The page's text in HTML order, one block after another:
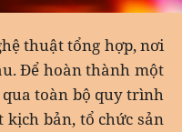
thuật tổng hợp, nơi
Để hoàn thành một
toàn bộ quy trình
bản, tổ chức sản